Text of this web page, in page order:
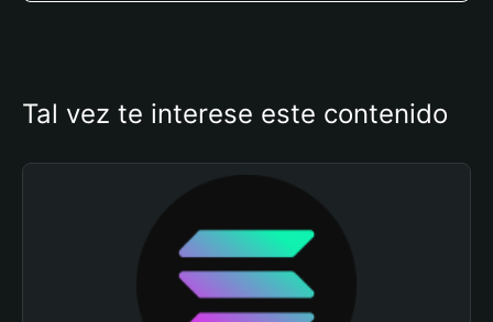
Tal vez te interese este contenido